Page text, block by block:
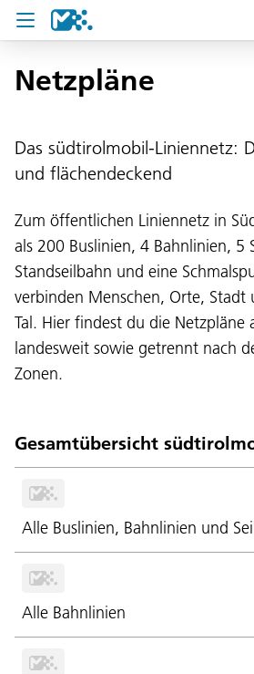
Suche
Meine Fahrt
Tickets
U19 Pass
News
Projekte
Service und Kontakt
Netzpläne
Das südtirolmobil-Liniennetz:
und flächendeckend
Zum öffentlichen Liniennetz in
als 200 Buslinien, 4 Bahnlinien, 5
Standseilbahn und eine
verbinden Menschen, Orte, Stadt
Tal. Hier findest du die Netzpläne
landesweit sowie getrennt nach
Zonen.
Gesamtübersicht
Alle Buslinien, Bahnlinien und
Alle Bahnlinien